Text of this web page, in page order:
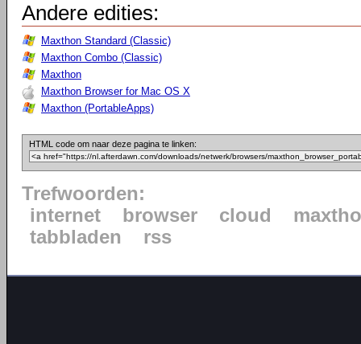
Andere edities:
Maxthon Standard (Classic)
Maxthon Combo (Classic)
Maxthon
Maxthon Browser for Mac OS X
Maxthon (PortableApps)
HTML code om naar deze pagina te linken:
Trefwoorden:
internet
browser cloud
tabbladen
rss